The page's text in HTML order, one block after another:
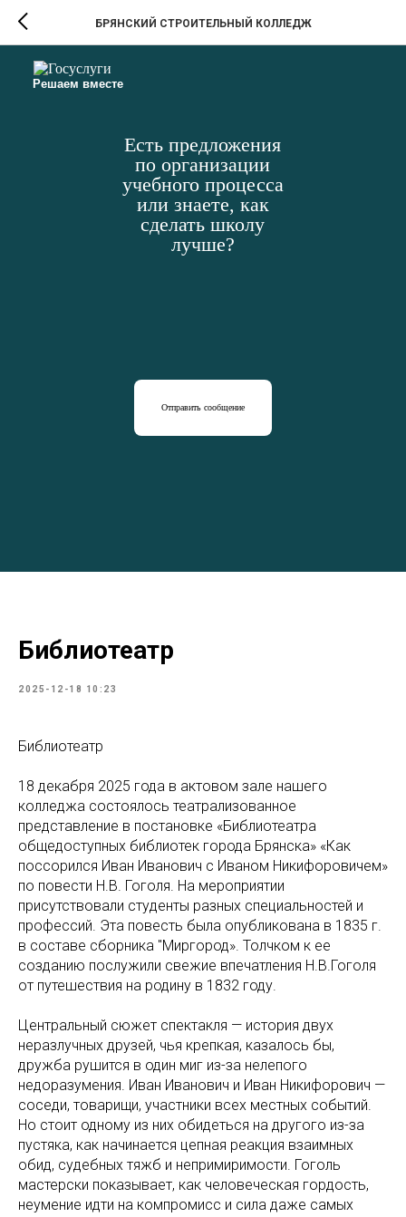
Решаем вместе
Есть предложения
по организации
учебного процесса
или знаете, как
сделать школу
лучше?
Отправить сообщение
БРЯНСКИЙ СТРОИТЕЛЬНЫЙ КОЛЛЕДЖ
Библиотеатр
2025-12-18 10:23
Библиотеатр
18 декабря 2025 года в актовом зале нашего
колледжа состоялось театрализованное
представление в постановке «Библиотеатра
общедоступных библиотек города Брянска» «Как
поссорился Иван Иванович с Иваном Никифоровичем»
по повести Н.В. Гоголя. На мероприятии
присутствовали студенты разных специальностей и
профессий. Эта повесть была опубликована в 1835 г.
в составе сборника "Миргород». Толчком к ее
созданию послужили свежие впечатления Н.В.Гоголя
от путешествия на родину в 1832 году.
Центральный сюжет спектакля — история двух
неразлучных друзей, чья крепкая, казалось бы,
дружба рушится в один миг из-за нелепого
недоразумения. Иван Иванович и Иван Никифорович —
соседи, товарищи, участники всех местных событий.
Но стоит одному из них обидеться на другого из-за
пустяка, как начинается цепная реакция взаимных
обид, судебных тяжб и непримиримости. Гоголь
мастерски показывает, как человеческая гордость,
неумение идти на компромисс и сила даже самых